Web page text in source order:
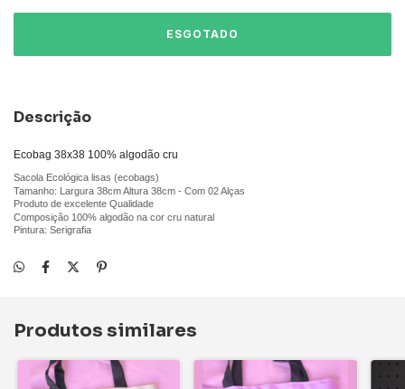
Descrição
Ecobag 38x38 100% algodão cru
Sacola Ecológica lisas (ecobags)
Tamanho: Largura 38cm Altura 38cm - Com 02 Alças
Produto de excelente Qualidade
Composição 100% algodão na cor cru natural
Pintura: Serigrafia
Produtos similares